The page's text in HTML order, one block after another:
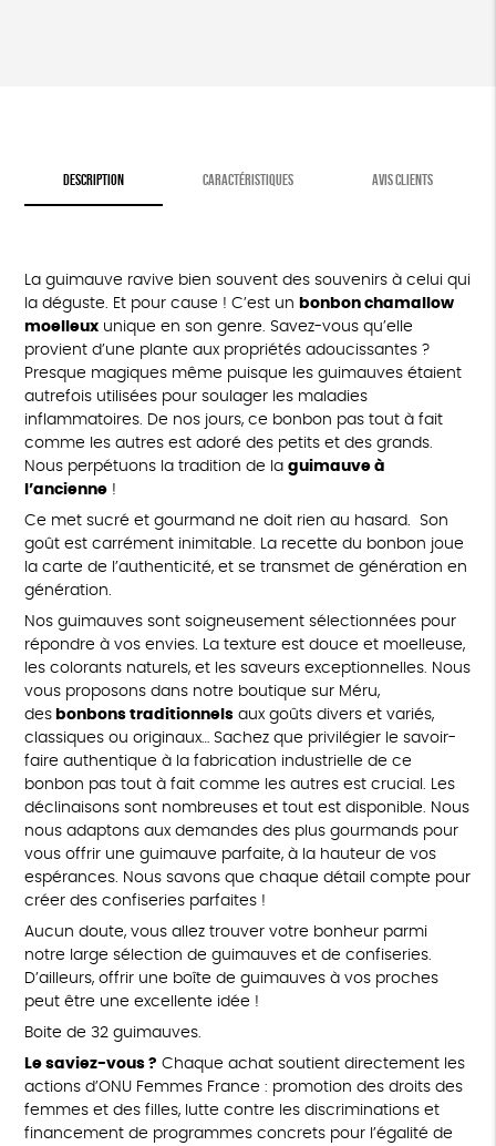
DESCRIPTION CARACTÉRISTIQUES AVIS CLIENTS
La guimauve ravive bien souvent des souvenirs à celui qui
la déguste. Et pour cause ! C’est un bonbon chamallow
moelleuxunique en son genre. Savez-vous qu’elle
provient d’une plante aux propriétés adoucissantes ?
Presque magiques même puisque les guimauves étaient
autrefois utilisées pour soulager les maladies
inflammatoires. De nos jours, ce bonbon pas tout à fait
comme les autres est adoré des petits et des grands.
Nous perpétuons la tradition de la guimauve à
l’ancienne!
Ce met sucré et gourmand ne doit rien au hasard. Son
goût est carrément inimitable. La recette du bonbon joue
la carte de l’authenticité, et se transmet de génération en
génération.
Nos guimauves sont soigneusement sélectionnées pour
répondre à vos envies. La texture est douce et moelleuse,
les colorants naturels, et les saveurs exceptionnelles. Nous
vous proposons dans notre boutique sur Méru,
desbonbons traditionnelsaux goûts divers et variés,
classiques ou originaux… Sachez que privilégier le savoir-
faire authentique à la fabrication industrielle de ce
bonbon pas tout à fait comme les autres est crucial. Les
déclinaisons sont nombreuses et tout est disponible. Nous
nous adaptons aux demandes des plus gourmands pour
vous offrir une guimauve parfaite, à la hauteur de vos
espérances. Nous savons que chaque détail compte pour
créer des confiseries parfaites !
Aucun doute, vous allez trouver votre bonheur parmi
notre large sélection de guimauves et de confiseries.
D’ailleurs, offrir une boîte de guimauves à vos proches
peut être une excellente idée !
Boite de 32 guimauves.
Le saviez-vous ? Chaque achat soutient directement les
actions d’ONU Femmes France : promotion des droits des
femmes et des filles, lutte contre les discriminations et
financement de programmes concrets pour l’égalité de